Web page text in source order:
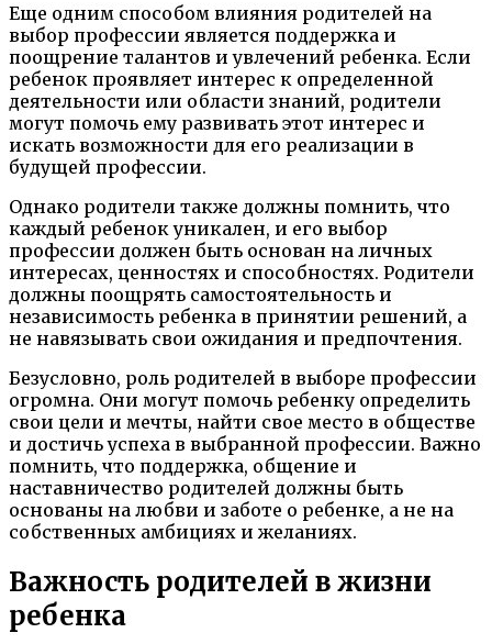
Еще одним способом влияния родителей на
выбор профессии является поддержка и
поощрение талантов и увлечений ребенка. Если
ребенок проявляет интерес к определенной
деятельности или области знаний, родители
могут помочь ему развивать этот интерес и
искать возможности для его реализации в
будущей профессии.
Однако родители также должны помнить, что
каждый ребенок уникален, и его выбор
профессии должен быть основан на личных
интересах, ценностях и способностях. Родители
должны поощрять самостоятельность и
независимость ребенка в принятии решений, а
не навязывать свои ожидания и предпочтения.
Безусловно, роль родителей в выборе профессии
огромна. Они могут помочь ребенку определить
свои цели и мечты, найти свое место в обществе
и достичь успеха в выбранной профессии. Важно
помнить, что поддержка, общение и
наставничество родителей должны быть
основаны на любви и заботе о ребенке, а не на
собственных амбициях и желаниях.
Важность родителей в жизни
ребенка